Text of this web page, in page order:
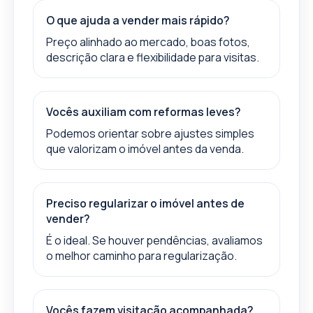
O que ajuda a vender mais rápido?
Preço alinhado ao mercado, boas fotos,
descrição clara e flexibilidade para visitas.
Vocês auxiliam com reformas leves?
Podemos orientar sobre ajustes simples
que valorizam o imóvel antes da venda.
Preciso regularizar o imóvel antes de
vender?
É o ideal. Se houver pendências, avaliamos
o melhor caminho para regularização.